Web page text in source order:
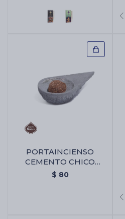
PORTAINCIENSO
CEMENTO CHICO
TRIANGULAR -
$ 80